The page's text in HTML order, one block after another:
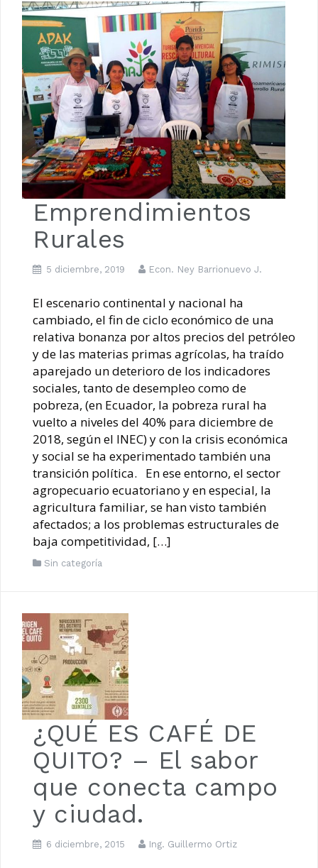
Emprendimientos
Rurales
5 diciembre, 2019 Econ. Ney Barrionuevo J.
El escenario continental y nacional ha
cambiado, el fin de ciclo económico de una
relativa bonanza por altos precios del petróleo
y de las materias primas agrícolas, ha traído
aparejado un deterioro de los indicadores
sociales, tanto de desempleo como de
pobreza, (en Ecuador, la pobreza rural ha
vuelto a niveles del 40% para diciembre de
2018, según el INEC) y con la crisis económica
y social se ha experimentado también una
transición política. En ese entorno, el sector
agropecuario ecuatoriano y en especial, la
agricultura familiar, se han visto también
afectados; a los problemas estructurales de
baja competitividad, […]
Sin categoría
¿QUÉ ES CAFÉ DE
QUITO? – El sabor
que conecta campo
y ciudad.
6 diciembre, 2015 Ing. Guillermo Ortiz